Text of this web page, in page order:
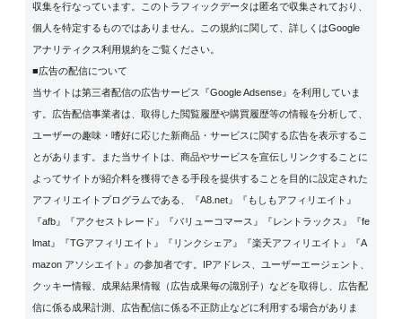
収集を行なっています。このトラフィックデータは匿名で収集されており、
個人を特定するものではありません。この規約に関して、詳しくはGoogle
アナリティクス利用規約をご覧ください。
■広告の配信について
当サイトは第三者配信の広告サービス『Google Adsense』を利用していま
す。広告配信事業者は、取得した閲覧履歴や購買履歴等の情報を分析して、
ユーザーの趣味・嗜好に応じた新商品・サービスに関する広告を表示するこ
とがあります。また当サイトは、商品やサービスを宣伝しリンクすることに
よってサイトが紹介料を獲得できる手段を提供することを目的に設定された
アフィリエイトプログラムである、『A8.net』『もしもアフィリエイト』
『afb』『アクセストレード』『バリューコマース』『レントラックス』『fe
lmat』『TGアフィリエイト』『リンクシェア』『楽天アフィリエイト』『A
mazon アソシエイト』の参加者です。IPアドレス、ユーザーエージェント、
クッキー情報、成果結果情報（広告成果毎の識別子）などを取得し、広告配
信に係る成果計測、広告配信に係る不正防止などに利用する場合がありま